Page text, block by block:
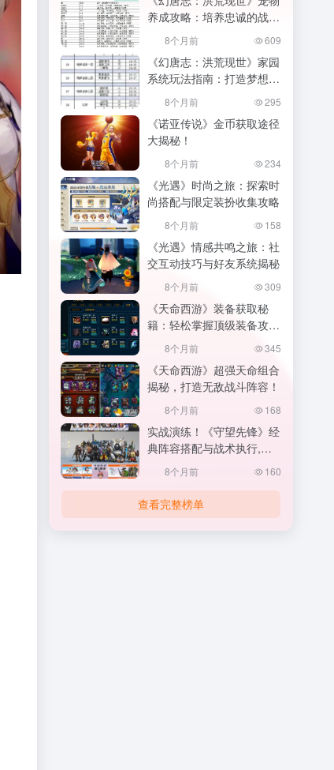
养成攻略：培养忠诚的战斗
伙伴,幻唐志小伙伴图鉴最
8个月前 609
《幻唐志：洪荒现世》家园
系统玩法指南：打造梦想中
的家园,幻唐志家园积分
8个月前 295
《诺亚传说》金币获取途径
大揭秘！
8个月前 234
《光遇》时尚之旅：探索时
尚搭配与限定装扮收集攻略
8个月前 158
《光遇》情感共鸣之旅：社
交互动技巧与好友系统揭秘
8个月前 309
《天命西游》装备获取秘
籍：轻松掌握顶级装备攻
略！8个月前 345
《天命西游》超强天命组合
揭秘，打造无敌战斗阵容！
8个月前 168
实战演练！《守望先锋》经
典阵容搭配与战术执行,守
望先锋怎么打排位
8个月前 160
查看完整榜单